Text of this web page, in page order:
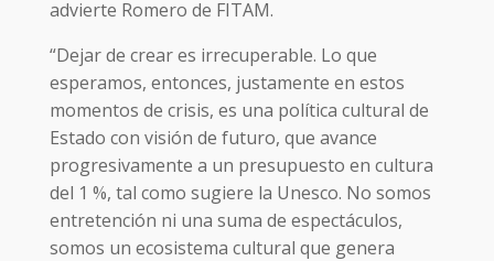
advierte Romero de FITAM.
“Dejar de crear es irrecuperable. Lo que
esperamos, entonces, justamente en estos
momentos de crisis, es una política cultural de
Estado con visión de futuro, que avance
progresivamente a un presupuesto en cultura
del 1 %, tal como sugiere la Unesco. No somos
entretención ni una suma de espectáculos,
somos un ecosistema cultural que genera